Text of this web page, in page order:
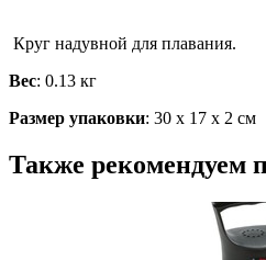
Круг надувной для плавания.
Вес: 0.13 кг
Размер упаковки: 30 х 17 х 2 см
Также рекомендуем